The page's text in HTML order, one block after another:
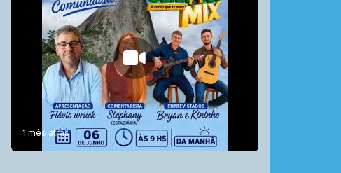
1 mês atrás